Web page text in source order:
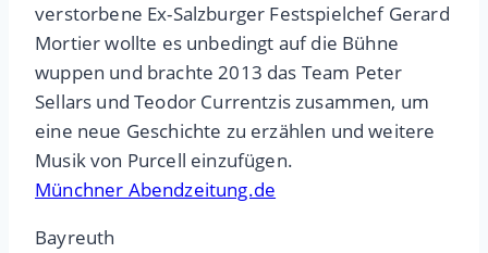
verstorbene Ex-Salzburger Festspielchef Gerard
Mortier wollte es unbedingt auf die Bühne
wuppen und brachte 2013 das Team Peter
Sellars und Teodor Currentzis zusammen, um
eine neue Geschichte zu erzählen und weitere
Musik von Purcell einzufügen.
Münchner Abendzeitung.de
Bayreuth